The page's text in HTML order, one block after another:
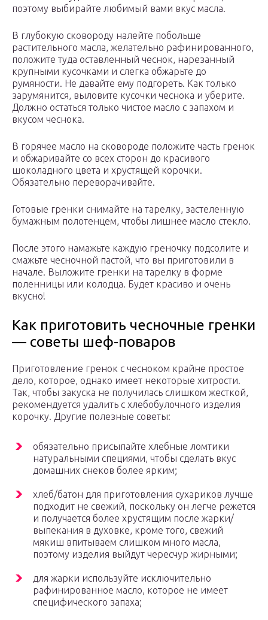
поэтому выбирайте любимый вами вкус масла.
В глубокую сковороду налейте побольше
растительного масла, желательно рафинированного,
положите туда оставленный чеснок, нарезанный
крупными кусочками и слегка обжарьте до
румяности. Не давайте ему подгореть. Как только
зарумянится, выловите кусочки чеснока и уберите.
Должно остаться только чистое масло с запахом и
вкусом чеснока.
В горячее масло на сковороде положите часть гренок
и обжаривайте со всех сторон до красивого
шоколадного цвета и хрустящей корочки.
Обязательно переворачивайте.
Готовые гренки снимайте на тарелку, застеленную
бумажным полотенцем, чтобы лишнее масло стекло.
После этого намажьте каждую греночку подсолите и
смажьте чесночной пастой, что вы приготовили в
начале. Выложите гренки на тарелку в форме
поленницы или колодца. Будет красиво и очень
вкусно!
Как приготовить чесночные гренки
— советы шеф-поваров
Приготовление гренок с чесноком крайне простое
дело, которое, однако имеет некоторые хитрости.
Так, чтобы закуска не получилась слишком жесткой,
рекомендуется удалить с хлебобулочного изделия
корочку. Другие полезные советы:
обязательно присыпайте хлебные ломтики
натуральными специями, чтобы сделать вкус
домашних снеков более ярким;
хлеб/батон для приготовления сухариков лучше
подходит не свежий, поскольку он легче режется
и получается более хрустящим после жарки/
выпекания в духовке, кроме того, свежий
мякиш впитываем слишком много масла,
поэтому изделия выйдут чересчур жирными;
для жарки используйте исключительно
рафинированное масло, которое не имеет
специфического запаха;